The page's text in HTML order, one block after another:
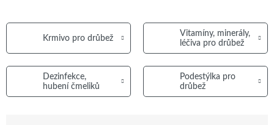
Krmivo pro drůbež
Vitamíny, minerály,
léčiva pro drůbež
Dezinfekce,
hubení čmeliků
Podestýlka pro
drůbež